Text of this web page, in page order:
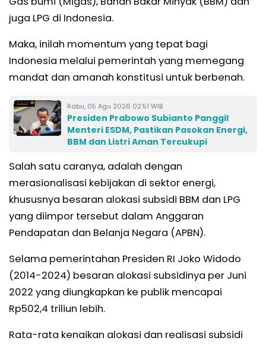
juga LPG di Indonesia.
Maka, inilah momentum yang tepat bagi
Indonesia melalui pemerintah yang memegang
mandat dan amanah konstitusi untuk berbenah.
Rabu, 05 Agu 2026 02:51 WIB
Presiden Prabowo Subianto Panggil
Menteri ESDM, Pastikan Pasokan Energi,
BBM dan Listri Aman Tercukupi
Salah satu caranya, adalah dengan
merasionalisasi kebijakan di sektor energi,
khususnya besaran alokasi subsidi BBM dan LPG
yang diimpor tersebut dalam Anggaran
Pendapatan dan Belanja Negara (APBN).
Selama pemerintahan Presiden RI Joko Widodo
(2014-2024) besaran alokasi subsidinya per Juni
2022 yang diungkapkan ke publik mencapai
Rp502,4 triliun lebih.
Rata-rata kenaikan alokasi dan realisasi subsidi